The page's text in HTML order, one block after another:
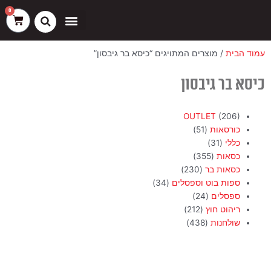
0
עגלת
קניות
עמוד הבית / מוצרים המתויגים “כיסא בר גיבסון”
כיסא בר גיבסון
OUTLET (206)
כורסאות (51)
כללי (31)
כסאות (355)
כסאות בר (230)
ספות בוט וספסלים (34)
ספסלים (24)
ריהוט חוץ (212)
שולחנות (438)